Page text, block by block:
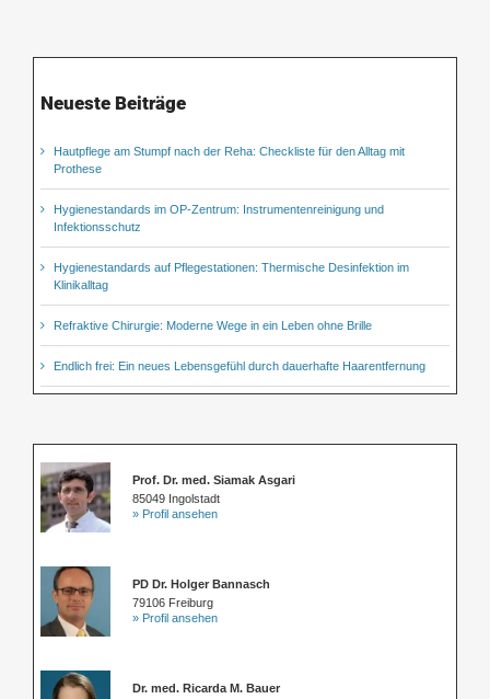
Neueste Beiträge
Hautpflege am Stumpf nach der Reha: Checkliste für den Alltag mit
Prothese
Hygienestandards im OP-Zentrum: Instrumentenreinigung und
Infektionsschutz
Hygienestandards auf Pflegestationen: Thermische Desinfektion im
Klinikalltag
Refraktive Chirurgie: Moderne Wege in ein Leben ohne Brille
Endlich frei: Ein neues Lebensgefühl durch dauerhafte Haarentfernung
Prof. Dr. med. Siamak Asgari
85049 Ingolstadt
» Profil ansehen
PD Dr. Holger Bannasch
79106 Freiburg
» Profil ansehen
Dr. med. Ricarda M. Bauer